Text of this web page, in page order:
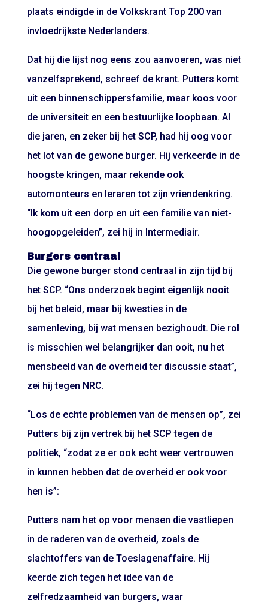
plaats eindigde in de Volkskrant Top 200 van
invloedrijkste Nederlanders.
Dat hij die lijst nog eens zou aanvoeren, was niet
vanzelfsprekend, schreef de krant. Putters komt
uit een binnenschippersfamilie, maar koos voor
de universiteit en een bestuurlijke loopbaan. Al
die jaren, en zeker bij het SCP, had hij oog voor
het lot van de gewone burger. Hij verkeerde in de
hoogste kringen, maar rekende ook
automonteurs en leraren tot zijn vriendenkring.
“Ik kom uit een dorp en uit een familie van niet-
hoogopgeleiden”, zei hij in Intermediair.
Burgers centraal
Die gewone burger stond centraal in zijn tijd bij
het SCP. “Ons onderzoek begint eigenlijk nooit
bij het beleid, maar bij kwesties in de
samenleving, bij wat mensen bezighoudt. Die rol
is misschien wel belangrijker dan ooit, nu het
mensbeeld van de overheid ter discussie staat”,
zei hij tegen NRC.
“Los de echte problemen van de mensen op”, zei
Putters bij zijn vertrek bij het SCP tegen de
politiek, “zodat ze er ook echt weer vertrouwen
in kunnen hebben dat de overheid er ook voor
hen is”:
Putters nam het op voor mensen die vastliepen
in de raderen van de overheid, zoals de
slachtoffers van de Toeslagenaffaire. Hij
keerde zich tegen het idee van de
zelfredzaamheid van burgers, waar